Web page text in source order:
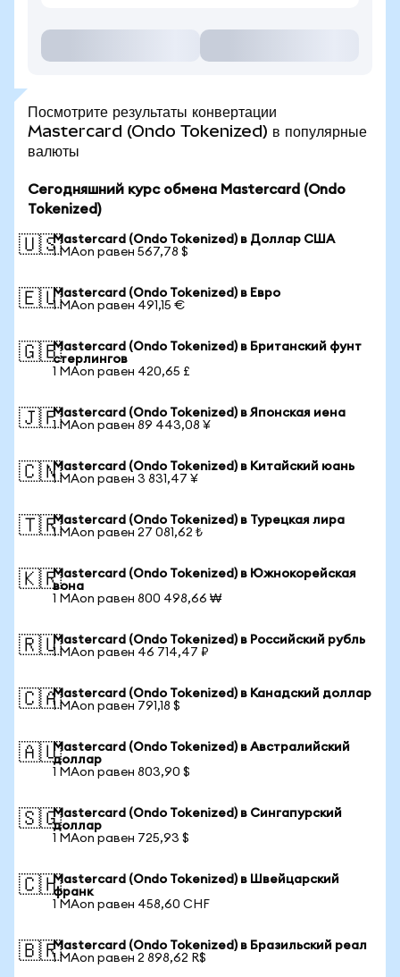
Посмотрите результаты конвертации
Mastercard (Ondo Tokenized) в популярные
валюты
Сегодняшний курс обмена Mastercard (Ondo
Tokenized)
🇺🇸Mastercard (Ondo Tokenized) в Доллар США
1 MAon равен 567,78 $
🇪🇺Mastercard (Ondo Tokenized) в Евро
1 MAon равен 491,15 €
🇬🇧Mastercard (Ondo Tokenized) в Британский фунт
стерлингов
1 MAon равен 420,65 £
🇯🇵Mastercard (Ondo Tokenized) в Японская иена
1 MAon равен 89 443,08 ¥
🇨🇳Mastercard (Ondo Tokenized) в Китайский юань
1 MAon равен 3 831,47 ¥
🇹🇷Mastercard (Ondo Tokenized) в Турецкая лира
1 MAon равен 27 081,62 ₺
🇰🇷Mastercard (Ondo Tokenized) в Южнокорейская
вона
1 MAon равен 800 498,66 ₩
🇷🇺Mastercard (Ondo Tokenized) в Российский рубль
1 MAon равен 46 714,47 ₽
🇨🇦Mastercard (Ondo Tokenized) в Канадский доллар
1 MAon равен 791,18 $
🇦🇺Mastercard (Ondo Tokenized) в Австралийский
доллар
1 MAon равен 803,90 $
🇸🇬Mastercard (Ondo Tokenized) в Сингапурский
доллар
1 MAon равен 725,93 $
🇨🇭Mastercard (Ondo Tokenized) в Швейцарский
франк
1 MAon равен 458,60 CHF
🇧🇷Mastercard (Ondo Tokenized) в Бразильский реал
1 MAon равен 2 898,62 R$